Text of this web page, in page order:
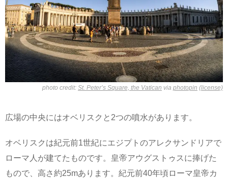
photo credit: St. Peter’s Square, the Vatican via photopin (license)
広場の中央にはオベリスクと2つの噴水があります。
オベリスクは紀元前1世紀にエジプトのアレクサンドリアで
ローマ人が建てたものです。皇帝アウグストゥスに捧げた
もので、高さ約25mあります。紀元前40年頃ローマ皇帝カ